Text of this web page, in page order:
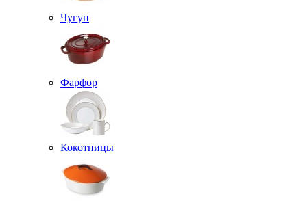
Чугун
Фарфор
Кокотницы